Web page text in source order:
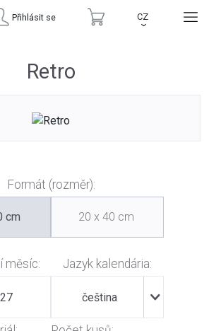
Přihlásit se CZ
›
Retro
Formát (rozměr):
cm 20 x 40 cm
měsíc: Jazyk kalendária:
čeština